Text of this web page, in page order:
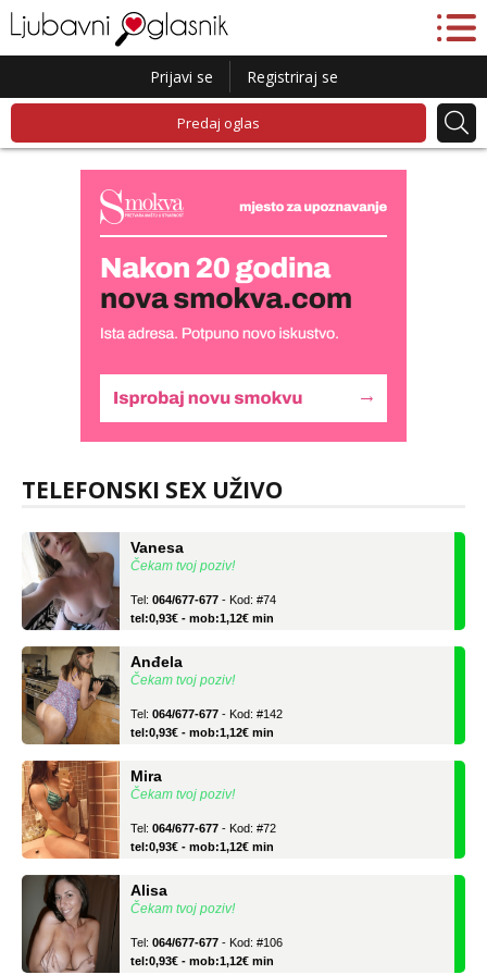
Prijavi se Registriraj se
Predaj oglas
TELEFONSKI SEX UŽIVO
tel:0,93€ - mob:1,12€ min
Čekam tvoj poziv!
tel:0,93€ - mob:1,12€ min
Čekam tvoj poziv!
tel:0,93€ - mob:1,12€ min
Čekam tvoj poziv!
tel:0,93€ - mob:1,12€ min
Čekam tvoj poziv!
tel:0,93€ - mob:1,12€ min